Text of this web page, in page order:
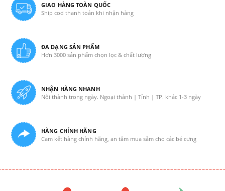
GIAO HÀNG TOÀN QUỐC
Ship cod thanh toán khi nhận hàng
ĐA DẠNG SẢN PHẨM
Hơn 3000 sản phẩm chọn lọc & chất lượng
NHẬN HÀNG NHANH
Nội thành trong ngày. Ngoại thành | Tỉnh | TP. khác 1-3 ngày
HÀNG CHÍNH HÃNG
Cam kết hàng chính hãng, an tâm mua sắm cho các bé cưng